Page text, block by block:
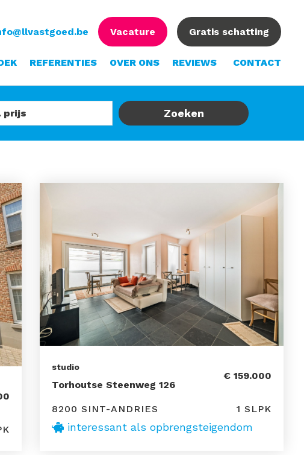
Vacature Gratis schatting
REFERENTIES OVER ONS REVIEWS CONTACT
Zoeken
studio
Torhoutse Steenweg 126
€ 159.000
8200 SINT-ANDRIES 1 SLPK
interessant als opbrengsteigendom